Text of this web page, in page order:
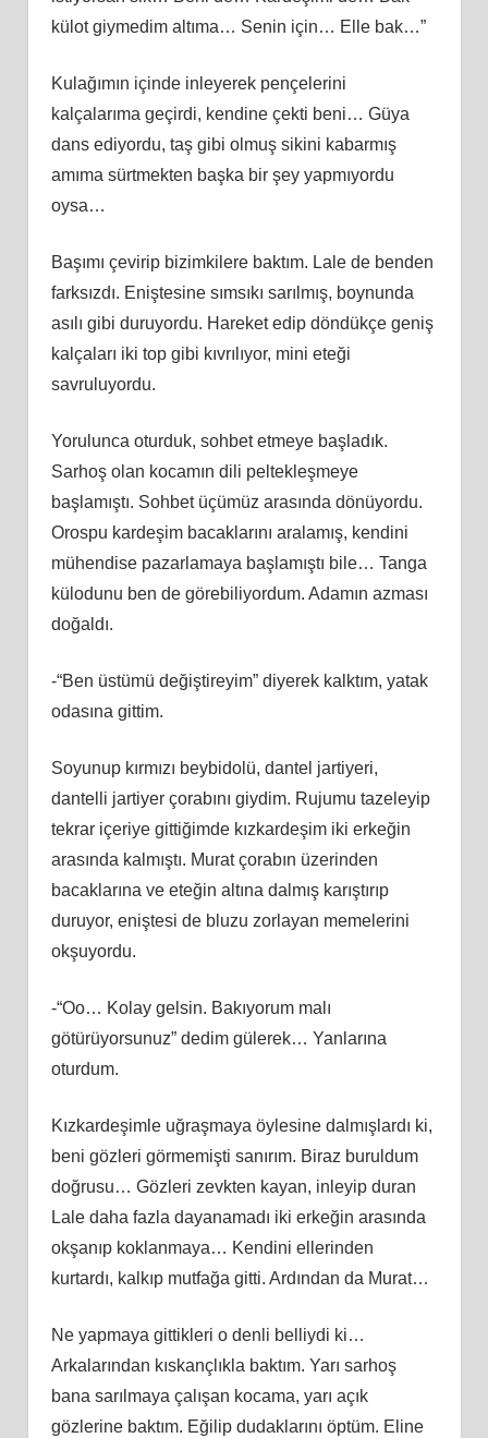
külot giymedim altıma… Senin için… Elle bak…”
Kulağımın içinde inleyerek pençelerini
kalçalarıma geçirdi, kendine çekti beni… Güya
dans ediyordu, taş gibi olmuş sikini kabarmış
amıma sürtmekten başka bir şey yapmıyordu
oysa…
Başımı çevirip bizimkilere baktım. Lale de benden
farksızdı. Eniştesine sımsıkı sarılmış, boynunda
asılı gibi duruyordu. Hareket edip döndükçe geniş
kalçaları iki top gibi kıvrılıyor, mini eteği
savruluyordu.
Yorulunca oturduk, sohbet etmeye başladık.
Sarhoş olan kocamın dili peltekleşmeye
başlamıştı. Sohbet üçümüz arasında dönüyordu.
Orospu kardeşim bacaklarını aralamış, kendini
mühendise pazarlamaya başlamıştı bile… Tanga
külodunu ben de görebiliyordum. Adamın azması
doğaldı.
-“Ben üstümü değiştireyim” diyerek kalktım, yatak
odasına gittim.
Soyunup kırmızı beybidolü, dantel jartiyeri,
dantelli jartiyer çorabını giydim. Rujumu tazeleyip
tekrar içeriye gittiğimde kızkardeşim iki erkeğin
arasında kalmıştı. Murat çorabın üzerinden
bacaklarına ve eteğin altına dalmış karıştırıp
duruyor, eniştesi de bluzu zorlayan memelerini
okşuyordu.
-“Oo… Kolay gelsin. Bakıyorum malı
götürüyorsunuz” dedim gülerek… Yanlarına
oturdum.
Kızkardeşimle uğraşmaya öylesine dalmışlardı ki,
beni gözleri görmemişti sanırım. Biraz buruldum
doğrusu… Gözleri zevkten kayan, inleyip duran
Lale daha fazla dayanamadı iki erkeğin arasında
okşanıp koklanmaya… Kendini ellerinden
kurtardı, kalkıp mutfağa gitti. Ardından da Murat…
Ne yapmaya gittikleri o denli belliydi ki…
Arkalarından kıskançlıkla baktım. Yarı sarhoş
bana sarılmaya çalışan kocama, yarı açık
gözlerine baktım. Eğilip dudaklarını öptüm. Eline